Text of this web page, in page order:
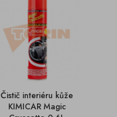
Čistič interiéru kůže
KIMICAR Magic